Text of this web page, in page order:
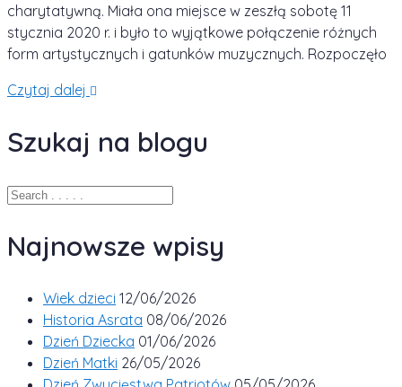
charytatywną. Miała ona miejsce w zeszłą sobotę 11
stycznia 2020 r. i było to wyjątkowe połączenie różnych
form artystycznych i gatunków muzycznych. Rozpoczęło
Czytaj dalej
Szukaj na blogu
Najnowsze wpisy
Wiek dzieci 12/06/2026
Historia Asrata 08/06/2026
Dzień Dziecka 01/06/2026
Dzień Matki 26/05/2026